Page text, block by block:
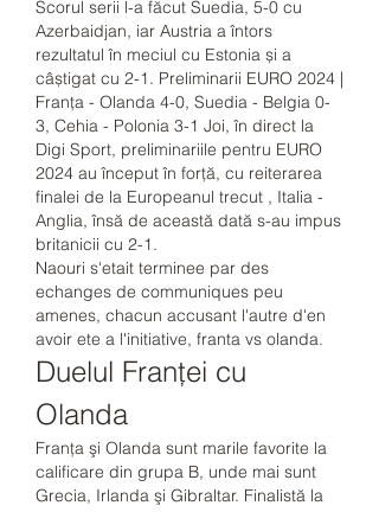
Scorul serii l-a făcut Suedia, 5-0 cu
Azerbaidjan, iar Austria a întors
rezultatul în meciul cu Estonia și a
câștigat cu 2-1. Preliminarii EURO 2024 |
Franța - Olanda 4-0, Suedia - Belgia 0-
3, Cehia - Polonia 3-1 Joi, în direct la
Digi Sport, preliminariile pentru EURO
2024 au început în forță, cu reiterarea
finalei de la Europeanul trecut , Italia -
Anglia, însă de această dată s-au impus
britanicii cu 2-1.
Naouri s'etait terminee par des
echanges de communiques peu
amenes, chacun accusant l'autre d'en
avoir ete a l'initiative, franta vs olanda.
Duelul Franței cu
Olanda
Franţa şi Olanda sunt marile favorite la
calificare din grupa B, unde mai sunt
Grecia, Irlanda şi Gibraltar. Finalistă la